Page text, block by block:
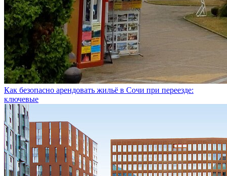
Как безопасно арендовать жильё в Сочи при переезде:
ключевые